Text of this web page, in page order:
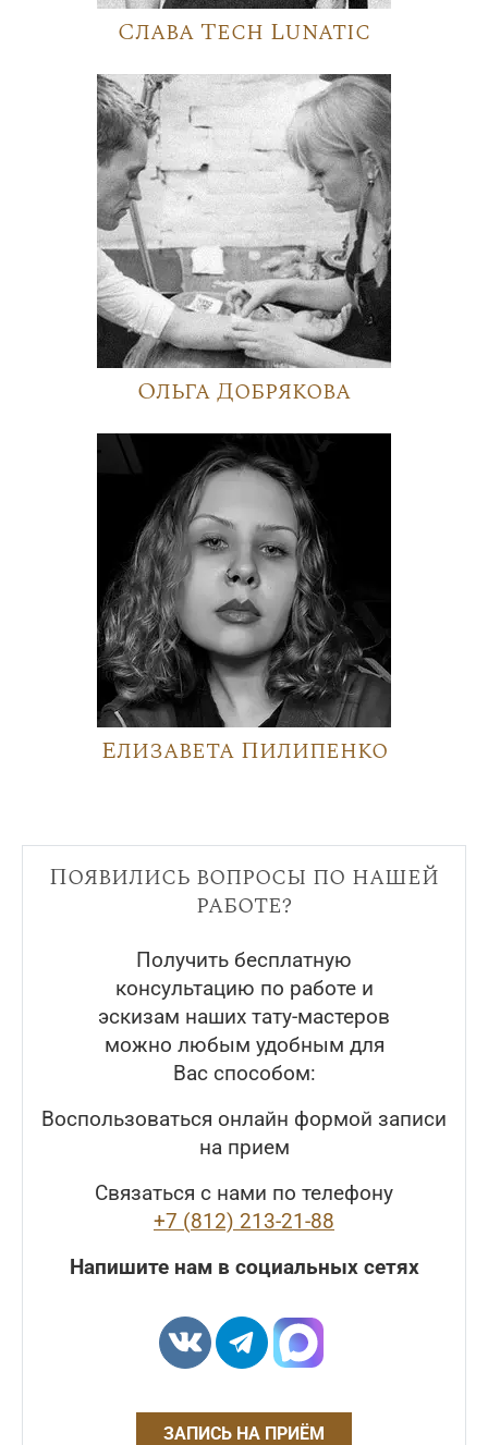
Слава Tech Lunatic
Ольга Добрякова
Елизавета Пилипенко
Появились вопросы по нашей
работе?
Получить бесплатную
консультацию по работе и
эскизам наших тату-мастеров
можно любым удобным для
Вас способом:
Воспользоваться онлайн формой записи
на прием
Связаться с нами по телефону
+7 (812) 213-21-88
Напишите нам в социальных сетях
ЗАПИСЬ НА ПРИЁМ